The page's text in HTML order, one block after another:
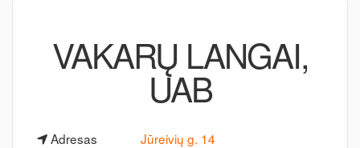
VAKARŲ LANGAI,
UAB
Adresas
Jūreivių g. 14